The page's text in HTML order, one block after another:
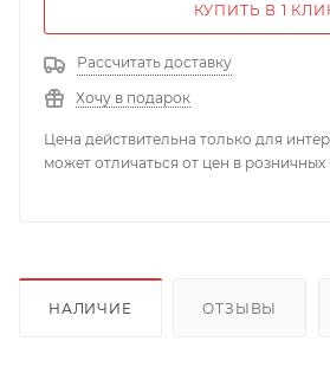
КУПИТЬ В 1
Рассчитать доставку
Хочу в подарок
Цена действительна только для
может отличаться от цен в розничных
НАЛИЧИЕ ОТЗЫВЫ